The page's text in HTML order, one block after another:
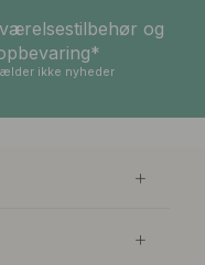
119 kr
139 kr
og
ikke nyheder